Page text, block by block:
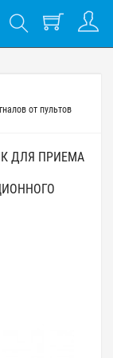
от пультов
ДЛЯ ПРИЕМА